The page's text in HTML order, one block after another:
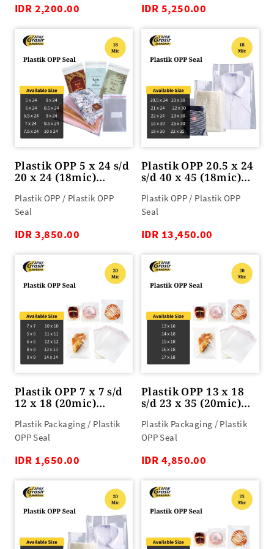
IDR 2,200.00 IDR 5,250.00
Plastik OPP 5 x 24 s/d
20 x 24 (18mic)
Plastik OPP / Plastik OPP
Seal
IDR 3,850.00
Plastik OPP 20.5 x 24
s/d 40 x 45 (18mic)
Plastik OPP / Plastik OPP
Seal
IDR 13,450.00
Plastik OPP 7 x 7 s/d
12 x 18 (20mic)
Plastik Packaging / Plastik
OPP Seal
IDR 1,650.00
Plastik OPP 13 x 18
s/d 23 x 35 (20mic)
Plastik Packaging / Plastik
OPP Seal
IDR 4,850.00